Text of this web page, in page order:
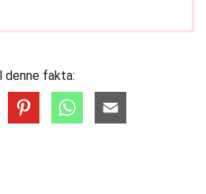
denne fakta: